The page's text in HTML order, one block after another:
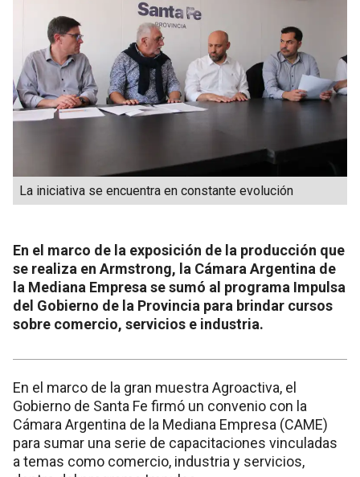
La iniciativa se encuentra en constante evolución
En el marco de la exposición de la producción que
se realiza en Armstrong, la Cámara Argentina de
la Mediana Empresa se sumó al programa Impulsa
del Gobierno de la Provincia para brindar cursos
sobre comercio, servicios e industria.
En el marco de la gran muestra Agroactiva, el
Gobierno de Santa Fe firmó un convenio con la
Cámara Argentina de la Mediana Empresa (CAME)
para sumar una serie de capacitaciones vinculadas
a temas como comercio, industria y servicios,